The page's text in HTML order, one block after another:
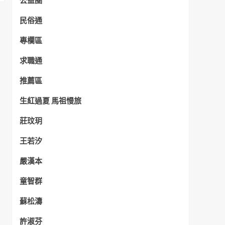
民俗通
專欄區
求職通
推薦區
生紅過夏 馬祖慢旅
莊玟玥
王若汐
嚴漢本
童智群
蘇松濤
許淑芬